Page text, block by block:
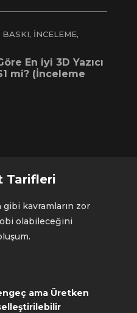
BASKI, İNCELEME,
En iyi 3D Yazıcı
mi? (İnceleme
Tarifleri
gibi kavramların zor
olabileceğini
ama Üretken